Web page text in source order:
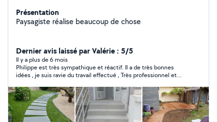
Présentation
Paysagiste réalise beaucoup de chose
Dernier avis laissé par Valérie : 5/5
Il y a plus de 6 mois
Philippe est très sympathique et réactif. Il a de très bonnes
idées , je suis ravie du travail effectué , Très professionnel et